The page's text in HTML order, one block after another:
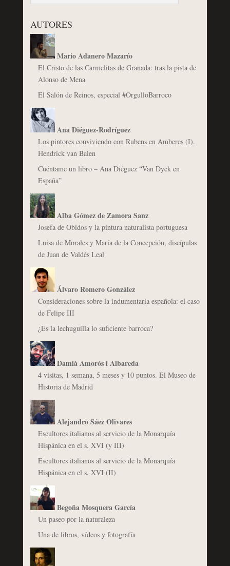
AUTORES
Mario Adanero Mazarío
El Cristo de las Carmelitas de Granada: tras la pista de
Alonso de Mena
El Salón de Reinos, especial #OrgulloBarroco
Ana Diéguez-Rodríguez
Los pintores conviviendo con Rubens en Amberes (I).
Hendrick van Balen
Cuéntame un libro – Ana Diéguez “Van Dyck en
España”
Alba Gómez de Zamora Sanz
Josefa de Óbidos y la pintura naturalista portuguesa
Luisa de Morales y María de la Concepción, discípulas
de Juan de Valdés Leal
Álvaro Romero González
Consideraciones sobre la indumentaria española: el caso
de Felipe III
¿Es la lechuguilla lo suficiente barroca?
Damià Amorós i Albareda
4 visitas, 1 semana, 5 meses y 10 puntos. El Museo de
Historia de Madrid
Alejandro Sáez Olivares
Escultores italianos al servicio de la Monarquía
Hispánica en el s. XVI (y III)
Escultores italianos al servicio de la Monarquía
Hispánica en el s. XVI (II)
Begoña Mosquera García
Un paseo por la naturaleza
Una de libros, vídeos y fotografía